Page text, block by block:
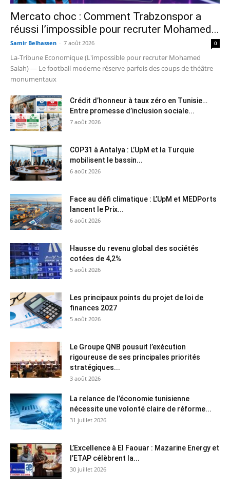
Mercato choc : Comment Trabzonspor a
réussi l’impossible pour recruter Mohamed...
Samir Belhassen - 7 août 2026 0
La-Tribune Economique (L'impossible pour recruter Mohamed
Salah) — Le football moderne réserve parfois des coups de théâtre
monumentaux
Crédit d’honneur à taux zéro en Tunisie…
Entre promesse d’inclusion sociale...
7 août 2026
COP31 à Antalya : L’UpM et la Turquie
mobilisent le bassin...
6 août 2026
Face au défi climatique : L’UpM et MEDPorts
lancent le Prix...
6 août 2026
Hausse du revenu global des sociétés
cotées de 4,2%
5 août 2026
Les principaux points du projet de loi de
finances 2027
5 août 2026
Le Groupe QNB pousuit l’exécution
rigoureuse de ses principales priorités
stratégiques...
3 août 2026
La relance de l’économie tunisienne
nécessite une volonté claire de réforme...
31 juillet 2026
L’Excellence à El Faouar : Mazarine Energy et
l’ETAP célèbrent la...
30 juillet 2026